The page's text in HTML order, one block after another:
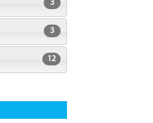
3
3
12